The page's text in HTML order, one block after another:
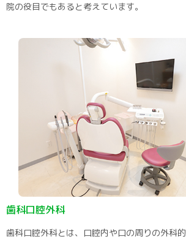
院の役目でもあると考えています。
歯科口腔外科
歯科口腔外科とは、口腔内や口の周りの外科